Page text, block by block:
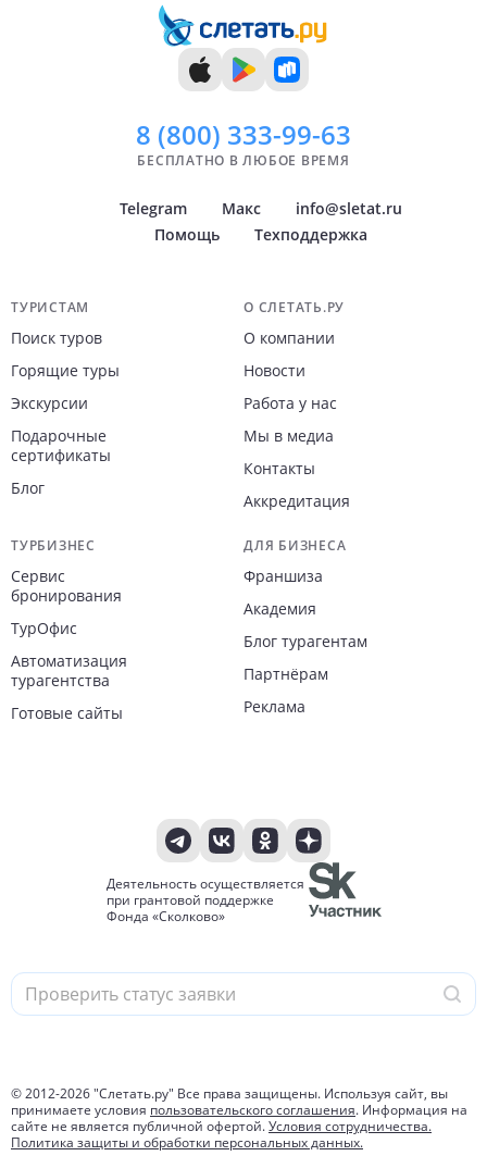
8 (800) 333-99-63
БЕСПЛАТНО В ЛЮБОЕ ВРЕМЯ
Telegram Макс
info@sletat.ru
Помощь
Техподдержка
Навигация по сайту
ТУРИСТАМ
Поиск туров
Горящие туры
Экскурсии
Подарочные
сертификаты
Блог
О СЛЕТАТЬ.РУ
О компании
Новости
Работа у нас
Мы в медиа
Контакты
Аккредитация
ТУРБИЗНЕС
Сервис
бронирования
ТурОфис
Автоматизация
турагентства
Готовые сайты
ДЛЯ БИЗНЕСА
Франшиза
Академия
Блог турагентам
Партнёрам
Реклама
Деятельность осуществляется
при грантовой поддержке
Фонда «Сколково»
© 2012-2026"Слетать.ру" Все права защищены. Используя сайт, вы
принимаете условия пользовательского соглашения. Информация на
сайте не является публичной офертой.Условия сотрудничества.
Политика защиты и обработки персональных данных.